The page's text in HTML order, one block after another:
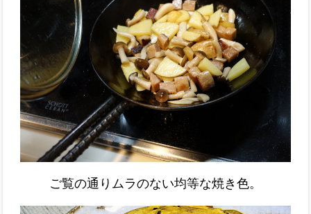
ご覧の通りムラのない均等な焼き色。